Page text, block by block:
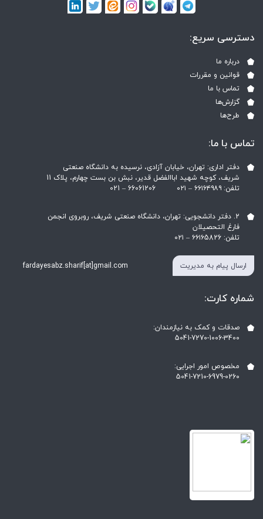
دسترسی سریع:
درباره ما
قوانین و مقررات
تماس با ما
گزارش‌ها
طرح‌ها
تماس با ما:
دفتر اداری: تهران، خیابان آزادی، نرسیده به دانشگاه صنعتی
شریف، کوچه شهید اباالفضل قدیر، نبش بن بست چهارم، پلاک 11
تلفن: ۶۶۱۶۴۹۸۹ – ۰۲۱ ‎021 – 66061206
2. دفتر دانشجویی: تهران، دانشگاه صنعتی شریف، روبروی انجمن
فارغ التحصیلان
تلفن: ۶۶۱۶5826 – ۰۲۱
ارسال پیام به مدیریت fardayesabz.sharif[at]gmail.com
شماره کارت:
صدقات و کمک به نیازمندان:
5041-7270-1006-3400
مخصوص امور اجرایی:
5041-7210-6979-0260